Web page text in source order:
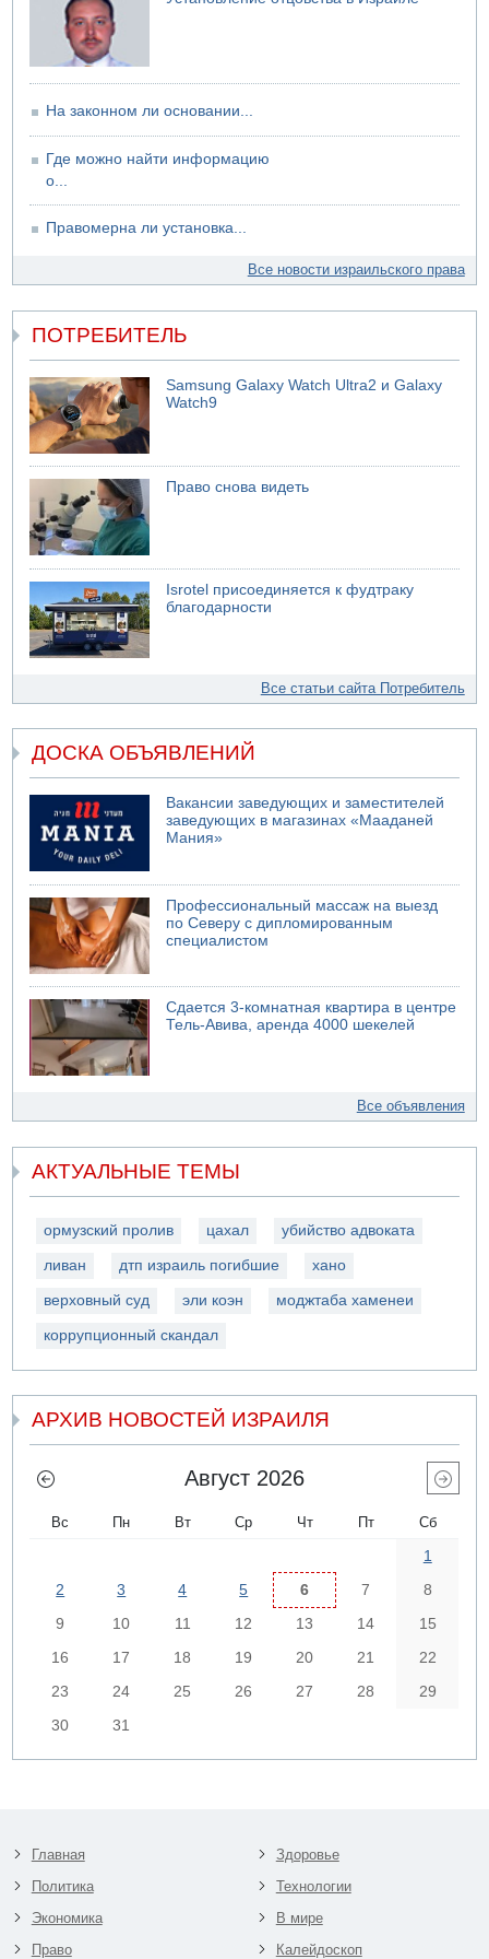
На законном ли основании...
Где можно найти информацию
о...
Правомерна ли установка...
Все новости израильского права
ПОТРЕБИТЕЛЬ
Samsung Galaxy Watch Ultra2 и Galaxy
Watch9
Право снова видеть
Isrotel присоединяется к фудтраку
благодарности
Все статьи сайта Потребитель
ДОСКА ОБЪЯВЛЕНИЙ
Вакансии заведующих и заместителей
заведующих в магазинах «Мааданей
Мания»
Профессиональный массаж на выезд
по Северу с дипломированным
специалистом
Сдается 3-комнатная квартира в центре
Тель-Авива, аренда 4000 шекелей
Все объявления
АКТУАЛЬНЫЕ ТЕМЫ
ормузский пролив цахал убийство адвоката
ливан дтп израиль погибшие хано
верховный суд эли коэн моджтаба хаменеи
коррупционный скандал
АРХИВ НОВОСТЕЙ ИЗРАИЛЯ
Август 2026
Вс Пн Вт Ср Чт Пт Сб
1
2
3 4 5 6 7
8
9
10 11 12 13 14
15
16
17 18 19 20 21
22
23
24 25 26 27 28
29
30
31
Главная
Политика
Экономика
Право
Здоровье
Технологии
В мире
Калейдоскоп